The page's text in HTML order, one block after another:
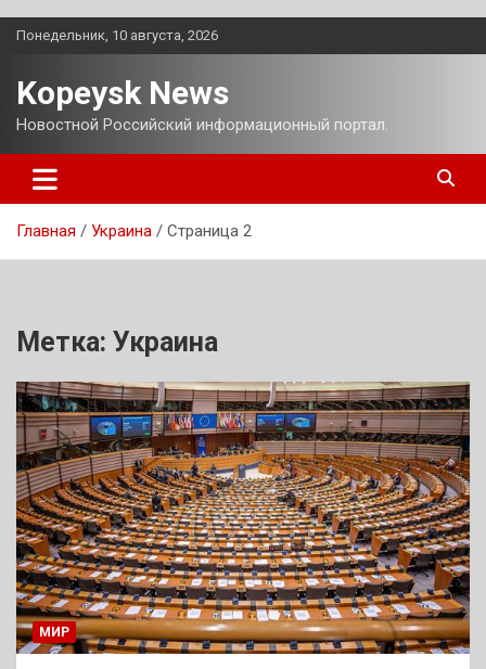
Перейти
Понедельник, 10 августа, 2026
Kopeysk News
Новостной Российский информационный портал.
Главная Украина Страница 2
Метка: Украина
МИР